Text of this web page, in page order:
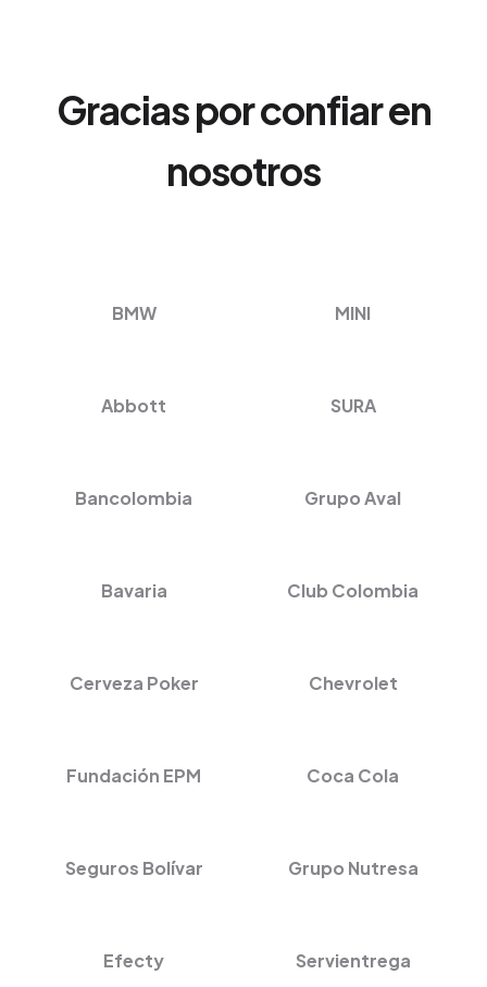
Gracias por confiar en
nosotros
BMW MINI
Abbott SURA
Bancolombia Grupo Aval
Bavaria Club Colombia
Cerveza Poker Chevrolet
Fundación EPM Coca Cola
Seguros Bolívar Grupo Nutresa
Efecty Servientrega